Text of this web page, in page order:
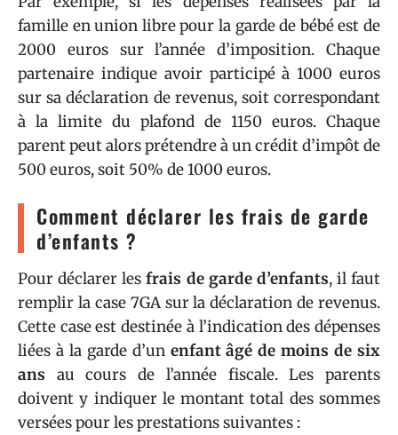
famille en union libre pour la garde de bébé est de
2000 euros sur l’année d’imposition. Chaque
partenaire indique avoir participé à 1000 euros
sur sa déclaration de revenus, soit correspondant
à la limite du plafond de 1150 euros. Chaque
parent peut alors prétendre à un crédit d’impôt de
500 euros, soit 50% de 1000 euros.
Comment déclarer les frais de garde
d’enfants ?
Pour déclarer lesfrais de garde d’enfants, il faut
remplir la case 7GA sur la déclaration de revenus.
Cette case est destinée à l’indication des dépenses
liées à la garde d’un enfant âgé de moins de six
ans au cours de l’année fiscale. Les parents
doivent y indiquer le montant total des sommes
versées pour les prestations suivantes :